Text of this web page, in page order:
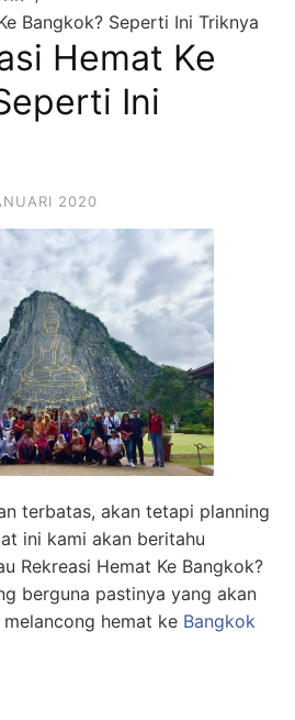
Bangkok? Seperti Ini Triknya
Hemat Ke
Ini
2020
terbatas, akan tetapi planning
ini kami akan beritahu
Rekreasi Hemat Ke Bangkok?
berguna pastinya yang akan
hemat ke Bangkok